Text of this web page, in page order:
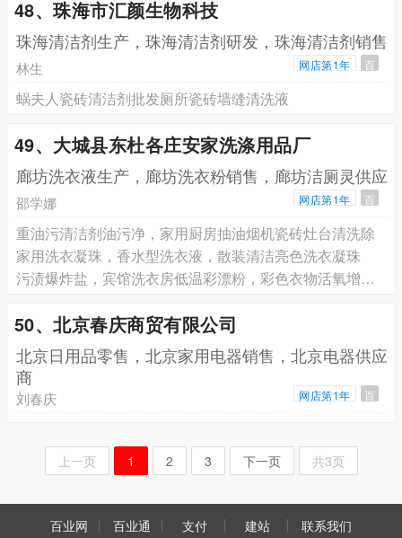
48、珠海市汇颜生物科技
珠海清洁剂生产，珠海清洁剂研发，珠海清洁剂销售
林生 网店第1年 百
蜗夫人瓷砖清洁剂批发厕所瓷砖墙缝清洗液
49、大城县东杜各庄安家洗涤用品厂
廊坊洗衣液生产，廊坊洗衣粉销售，廊坊洁厕灵供应
邵学娜 网店第1年 百
重油污清洁剂油污净，家用厨房抽油烟机瓷砖灶台清洗除
家用洗衣凝珠，香水型洗衣液，散装清洁亮色洗衣凝珠
污渍爆炸盐，宾馆洗衣房低温彩漂粉，彩色衣物活氧增白漂
50、北京春庆商贸有限公司
北京日用品零售，北京家用电器销售，北京电器供应
商
刘春庆 网店第1年 百
上一页 1 2 3 下一页 共3页
百业网 百业通 支付 建站 联系我们